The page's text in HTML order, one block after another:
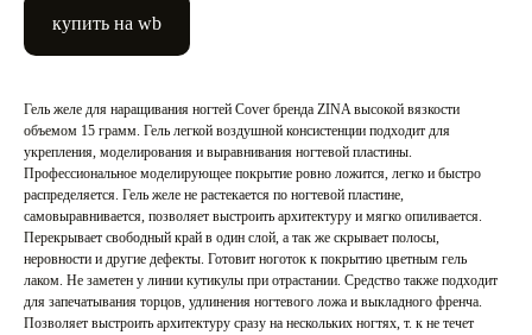
купить на wb
Гель желе для наращивания ногтей Cover бренда ZINA высокой вязкости
объемом 15 грамм. Гель легкой воздушной консистенции подходит для
укрепления, моделирования и выравнивания ногтевой пластины.
Профессиональное моделирующее покрытие ровно ложится, легко и быстро
распределяется. Гель желе не растекается по ногтевой пластине,
самовыравнивается, позволяет выстроить архитектуру и мягко опиливается.
Перекрывает свободный край в один слой, а так же скрывает полосы,
неровности и другие дефекты. Готовит ноготок к покрытию цветным гель
лаком. Не заметен у линии кутикулы при отрастании. Средство также подходит
для запечатывания торцов, удлинения ногтевого ложа и выкладного френча.
Позволяет выстроить архитектуру сразу на нескольких ногтях, т. к не течет